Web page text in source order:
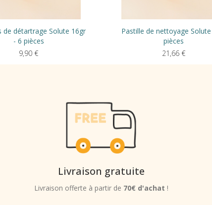
de détartrage Solute 16gr
- 6 pièces
9,90 €
Pastille de nettoyage
pièces
21,66 €
Livraison gratuite
Livraison offerte à partir de 70€ d'achat !